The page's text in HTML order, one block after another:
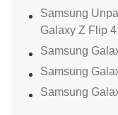
Samsung
Galaxy Z Flip 4
Samsung
Samsung
Samsung